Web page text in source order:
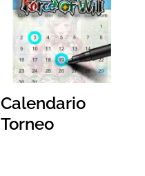
Calendario
Torneo